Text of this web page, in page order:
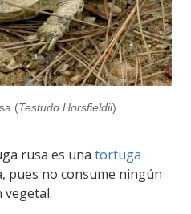
(Testudo Horsfieldii)
rusa es una tortuga
pues no consume ningún